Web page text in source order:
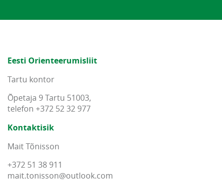
Eesti Orienteerumisliit
Tartu kontor
Õpetaja 9 Tartu 51003,
telefon +372 52 32 977
Kontaktisik
Mait Tõnisson
+372 51 38 911
mait.tonisson@outlook.com